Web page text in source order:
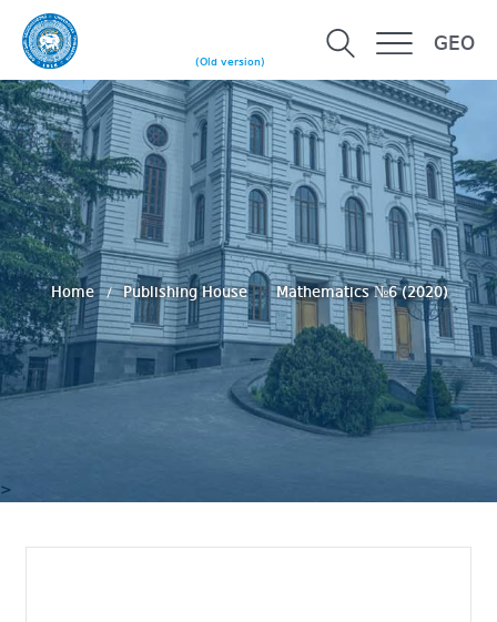
(Old version)
GEO
>
Home Publishing House Mathematics №6 (2020)